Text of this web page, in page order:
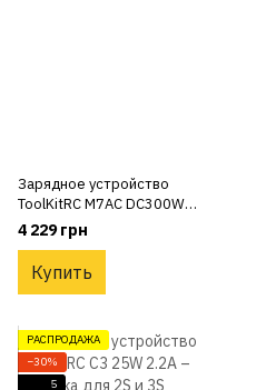
Зарядное устройство
ToolKitRC M7AC DC300W
AC100W 15A 2-6S
4 229 грн
Купить
РАСПРОДАЖА
−30%
5